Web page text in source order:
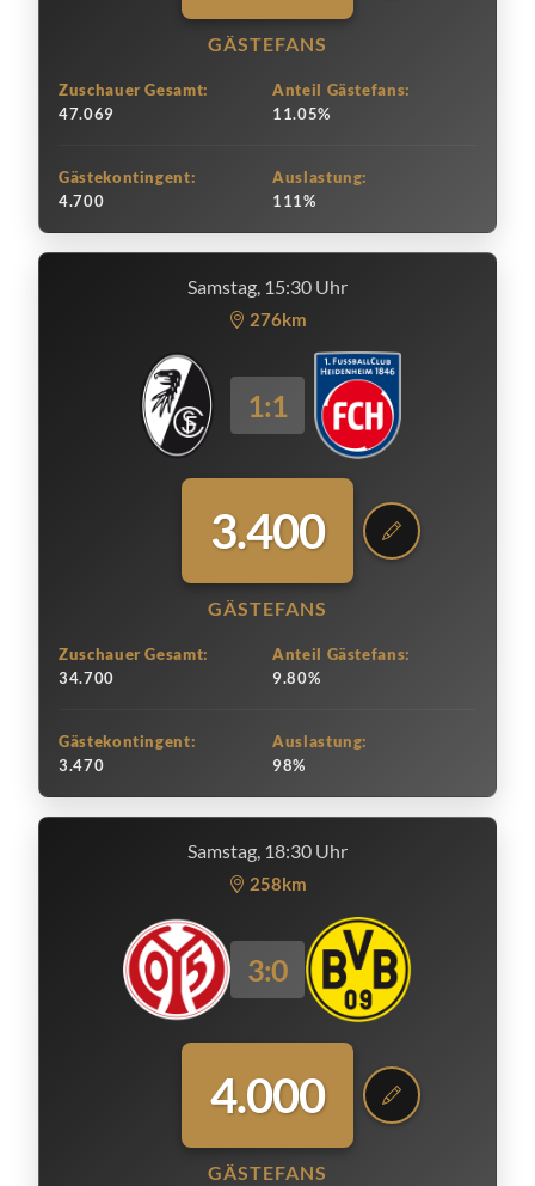
GÄSTEFANS
Zuschauer Gesamt:
47.069
Anteil Gästefans:
11.05%
Gästekontingent:
4.700
Auslastung:
111%
Samstag, 15:30 Uhr
276km
1:1
3.400
GÄSTEFANS
Zuschauer Gesamt:
34.700
Anteil Gästefans:
9.80%
Gästekontingent:
3.470
Auslastung:
98%
Samstag, 18:30 Uhr
258km
3:0
4.000
GÄSTEFANS